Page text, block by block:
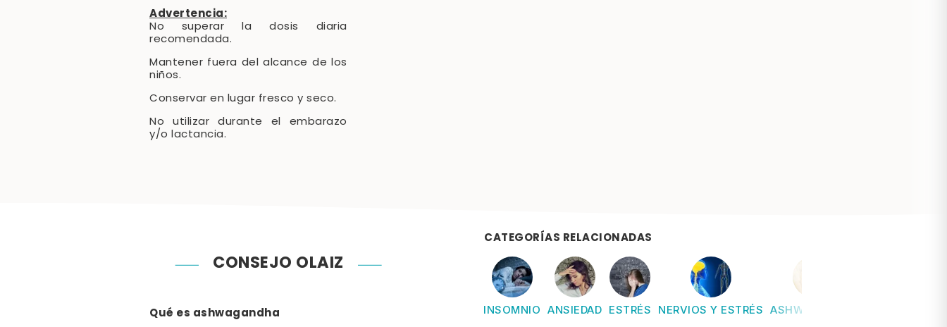
Advertencia:
No superar la dosis diaria
recomendada.
Mantener fuera del alcance de los
niños.
Conservar en lugar fresco y seco.
No utilizar durante el embarazo
y/o lactancia.
CONSEJO OLAIZ
Qué es ashwagandha
CATEGORÍAS RELACIONADAS
INSOMNIO ANSIEDAD ESTRÉS NERVIOS Y ESTRÉS ASHWAGANDHA